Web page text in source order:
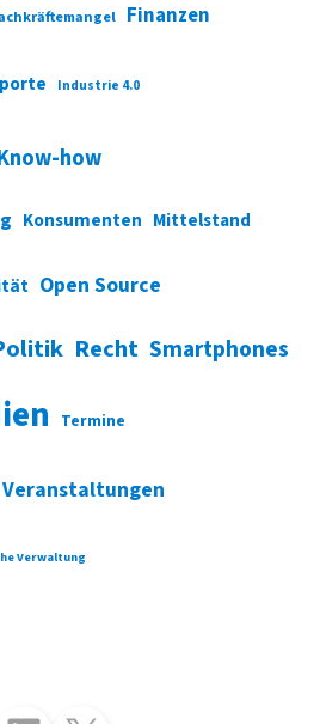
Finanzen
Industrie 4.0
how
Konsumenten Mittelstand
Open Source
Recht Smartphones
Termine
Veranstaltungen
Verwaltung